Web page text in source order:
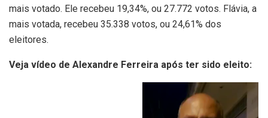
mais votado. Ele recebeu 19,34%, ou 27.772 votos. Flávia, a
mais votada, recebeu 35.338 votos, ou 24,61% dos
eleitores.
Veja vídeo de Alexandre Ferreira após ter sido eleito: